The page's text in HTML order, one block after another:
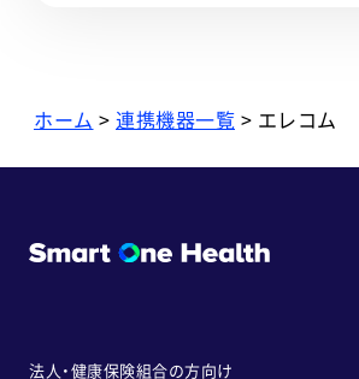
ホーム > 連携機器一覧 > エレコム
法人・健康保険組合の方向け